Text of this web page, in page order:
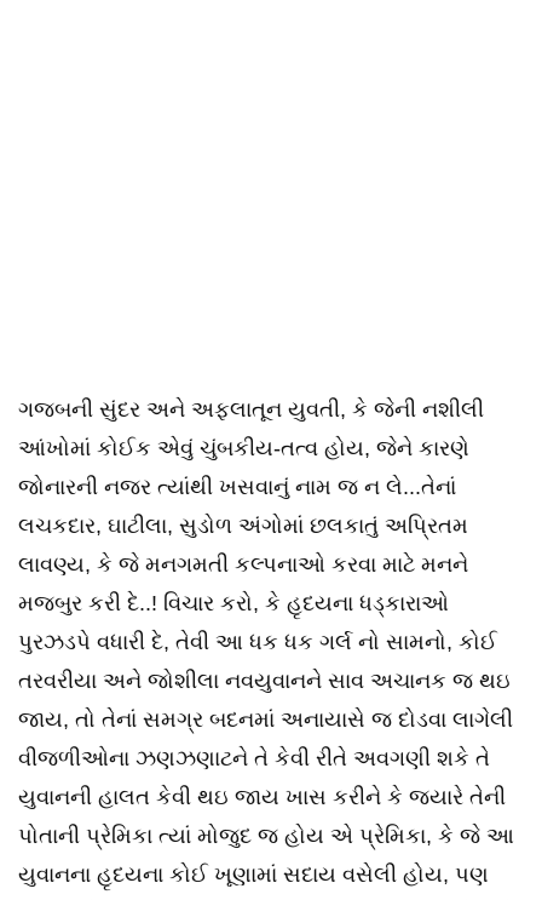
ગજબની સુંદર અને અફલાતૂન યુવતી, કે જેની નશીલી
આંખોમાં કોઈક એવું ચુંબકીય-તત્વ હોય, જેને કારણે
જોનારની નજર ત્યાંથી ખસવાનું નામ જ ન લે...તેનાં
લચકદાર, ઘાટીલા, સુડોળ અંગોમાં છલકાતું અપ્રિતમ
લાવણ્ય, કે જે મનગમતી કલ્પનાઓ કરવા માટે મનને
મજબુર કરી દે..! વિચાર કરો, કે હૃદયના ધડ્કારાઓ
પુરઝડપે વધારી દે, તેવી આ ધક ધક ગર્લ નો સામનો, કોઈ
તરવરીયા અને જોશીલા નવયુવાનને સાવ અચાનક જ થઇ
જાય, તો તેનાં સમગ્ર બદનમાં અનાયાસે જ દોડવા લાગેલી
વીજળીઓના ઝણઝણાટને તે કેવી રીતે અવગણી શકે તે
યુવાનની હાલત કેવી થઇ જાય ખાસ કરીને કે જયારે તેની
પોતાની પ્રેમિકા ત્યાં મોજુદ જ હોય એ પ્રેમિકા, કે જે આ
યુવાનના હૃદયના કોઈ ખૂણામાં સદાય વસેલી હોય, પણ